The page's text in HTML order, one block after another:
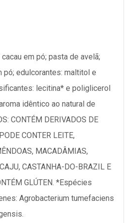
em pó; pasta de avelã;
pó; edulcorantes: maltitol e
lecitina* e poliglicerol
idêntico ao natural de
CONTÉM DERIVADOS DE
CONTER LEITE,
MACADÂMIAS,
CASTANHA-DO-BRAZIL E
GLÚTEN. *Espécies
Agrobacterium tumefaciens